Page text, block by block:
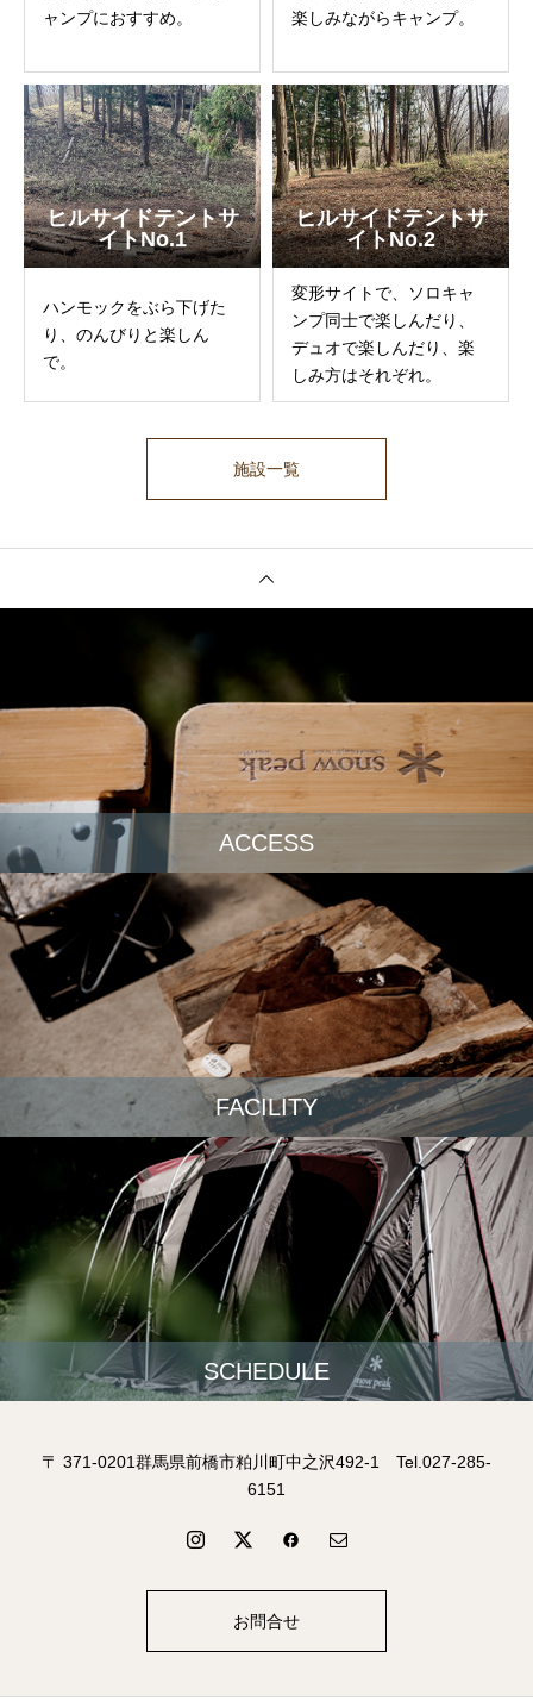
ャンプにおすすめ。
楽しみながらキャンプ。
ヒルサイドテントサ
イトNo.1
ハンモックをぶら下げた
り、のんびりと楽しん
で。
ヒルサイドテントサ
イトNo.2
変形サイトで、ソロキャ
ンプ同士で楽しんだり、
デュオで楽しんだり、楽
しみ方はそれぞれ。
施設一覧
ACCESS
FACILITY
SCHEDULE
〒 371-0201群馬県前橋市粕川町中之沢492-1 Tel.027-285-
6151
お問合せ